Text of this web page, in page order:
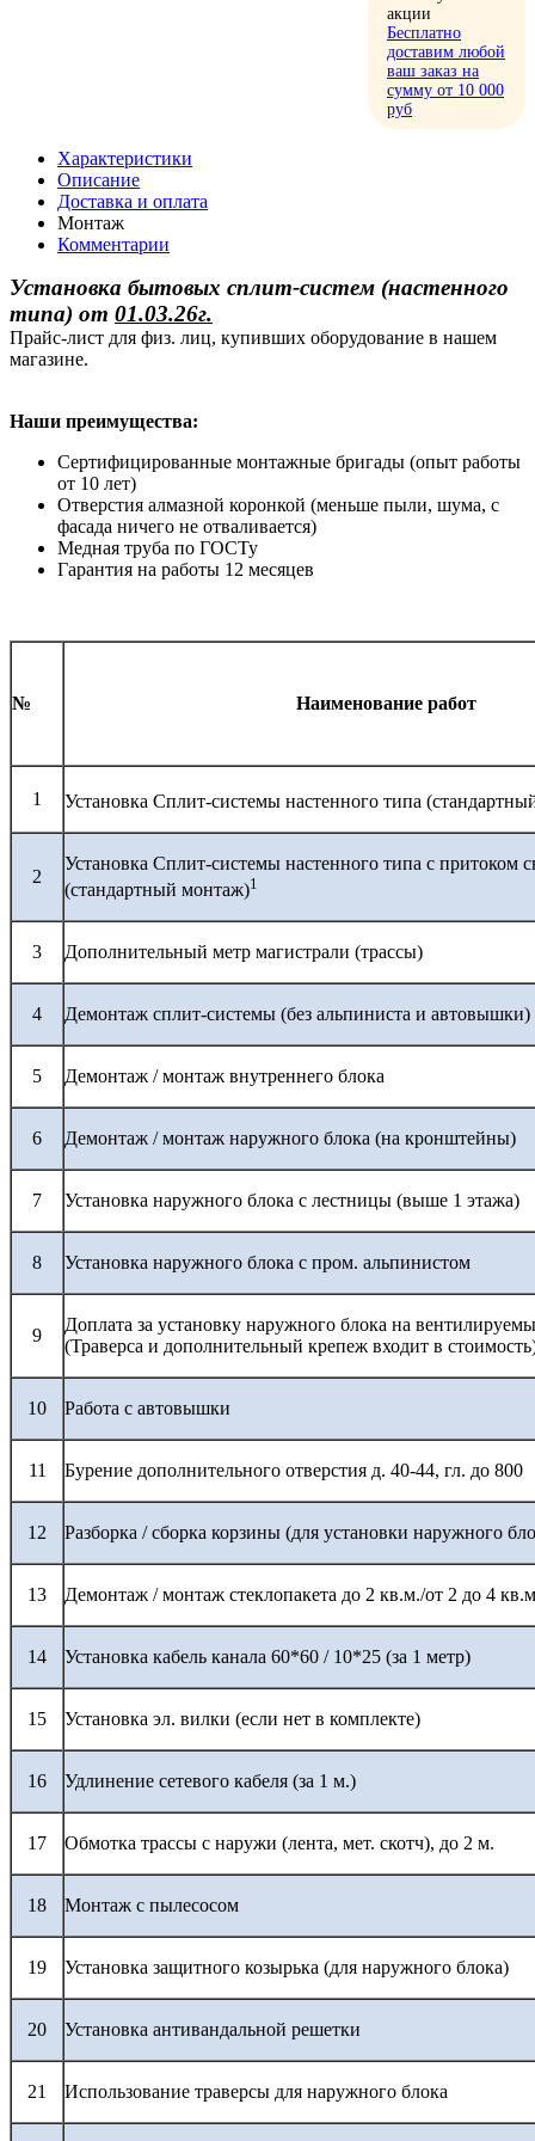
акции
Бесплатно
доставим любой
ваш заказ на
сумму от 10 000
руб
Характеристики
Описание
Доставка и оплата
Монтаж
Комментарии
Установка бытовых сплит-систем (настенного
типа) от 01.03.26г.
Прайс-лист для физ. лиц, купивших оборудование в нашем
магазине.
Наши преимущества:
Сертифицированные монтажные бригады (опыт работы
от 10 лет)
Отверстия алмазной коронкой (меньше пыли, шума, с
фасада ничего не отваливается)
Медная труба по ГОСТу
Гарантия на работы 12 месяцев
№ Наименование работ
1 Установка Сплит-системы настенного типа
2
Установка Сплит-системы настенного типа с притоком
(стандартный монтаж)1
3 Дополнительный метр магистрали (трассы)
4 Демонтаж сплит-системы (без альпиниста и автовышки)
5 Демонтаж / монтаж внутреннего блока
6 Демонтаж / монтаж наружного блока (на кронштейны)
7 Установка наружного блока с лестницы (выше 1 этажа)
8 Установка наружного блока с пром. альпинистом
9
Доплата за установку наружного блока на
(Траверса и дополнительный крепеж входит в
10 Работа с автовышки
11 Бурение дополнительного отверстия д. 40-44, гл. до 800
12 Разборка / сборка корзины (для установки наружного
13 Демонтаж / монтаж стеклопакета до 2 кв.м./от 2 до 4
14 Установка кабель канала 60*60 / 10*25 (за 1 метр)
15 Установка эл. вилки (если нет в комплекте)
16 Удлинение сетевого кабеля (за 1 м.)
17 Обмотка трассы с наружи (лента, мет. скотч), до 2 м.
18 Монтаж с пылесосом
19 Установка защитного козырька (для наружного блока)
20 Установка антивандальной решетки
21 Использование траверсы для наружного блока